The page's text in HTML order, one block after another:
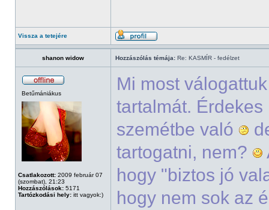
Vissza a tetejére
shanon widow Hozzászólás témája: Re: KASMÍR - fedélzet
Betűmániákus
Csatlakozott: 2009 február 07
(szombat), 21:23
Hozzászólások: 5171
Tartózkodási hely: itt vagyok:)
Mi most
tartalmát.
szemétbe való
tartogatni, nem?
hogy "biztos jó
hogy nem sok az